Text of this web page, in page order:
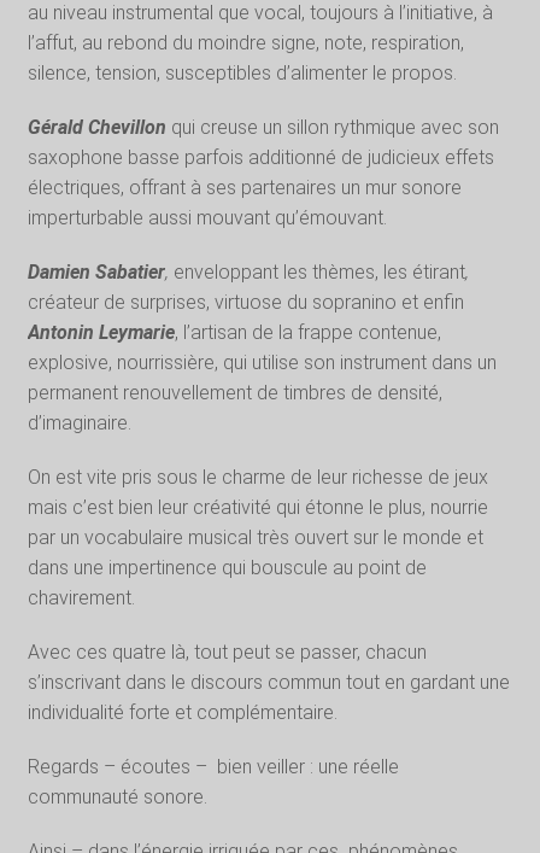
au niveau instrumental que vocal, toujours à l’initiative, à
l’affut, au rebond du moindre signe, note, respiration,
silence, tension, susceptibles d’alimenter le propos.
Gérald Chevillon qui creuse un sillon rythmique avec son
saxophone basse parfois additionné de judicieux effets
électriques, offrant à ses partenaires un mur sonore
imperturbable aussi mouvant qu’émouvant.
Damien Sabatier, enveloppant les thèmes, les étirant,
créateur de surprises, virtuose du sopranino et enfin
Antonin Leymarie, l’artisan de la frappe contenue,
explosive, nourrissière, qui utilise son instrument dans un
permanent renouvellement de timbres de densité,
d’imaginaire.
On est vite pris sous le charme de leur richesse de jeux
mais c’est bien leur créativité qui étonne le plus, nourrie
par un vocabulaire musical très ouvert sur le monde et
dans une impertinence qui bouscule au point de
chavirement.
Avec ces quatre là, tout peut se passer, chacun
s’inscrivant dans le discours commun tout en gardant une
individualité forte et complémentaire.
Regards – écoutes – bien veiller : une réelle
communauté sonore.